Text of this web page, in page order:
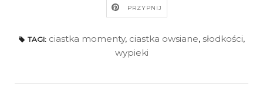
PRZYPNIJ
TAGI: ciastka momenty, ciastka owsiane, słodkości,
wypieki